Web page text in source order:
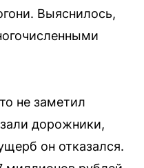
Выяснилось,
не заметил
дорожники,
он отказался.